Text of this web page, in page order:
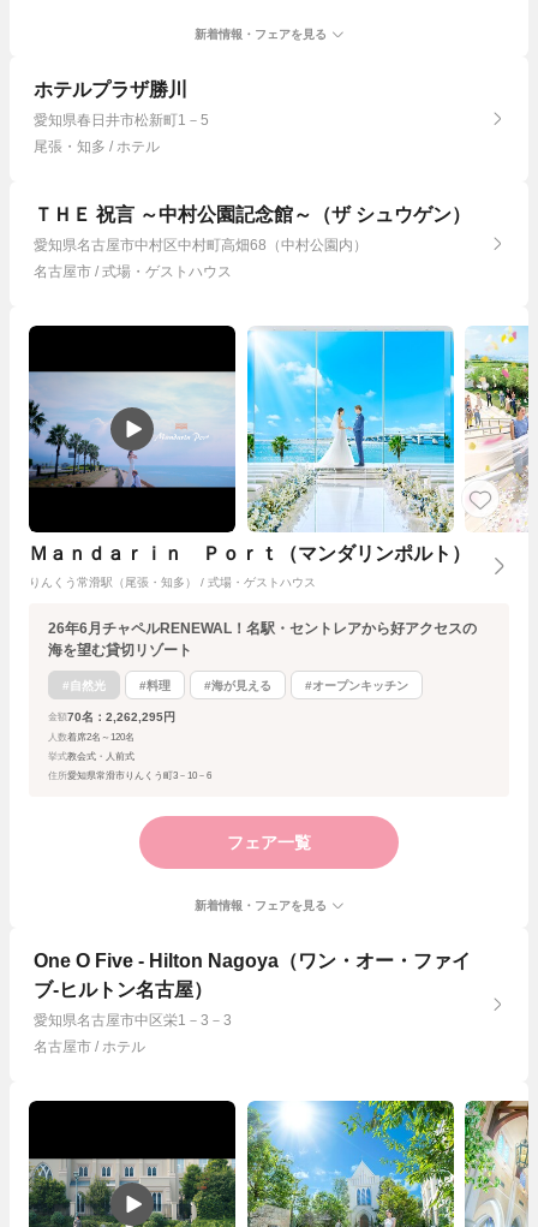
新着情報・フェアを見る
ホテルプラザ勝川
愛知県春日井市松新町1－5
尾張・知多 / ホテル
ＴＨＥ 祝言 ～中村公園記念館～（ザ シュウゲン）
愛知県名古屋市中村区中村町高畑68（中村公園内）
名古屋市 / 式場・ゲストハウス
Ｍａｎｄａｒｉｎ Ｐｏｒｔ（マンダリンポルト）
りんくう常滑駅（尾張・知多） / 式場・ゲストハウス
26年6月チャペルRENEWAL！名駅・セントレアから好アクセスの
海を望む貸切リゾート
#自然光 #料理 #海が見える #オープンキッチン
金額 70名：2,262,295円
人数着席2名～120名
挙式教会式・人前式
住所愛知県常滑市りんくう町3－10－6
フェア一覧
新着情報・フェアを見る
One O Five - Hilton Nagoya（ワン・オー・ファイ
ブ-ヒルトン名古屋）
愛知県名古屋市中区栄1－3－3
名古屋市 / ホテル